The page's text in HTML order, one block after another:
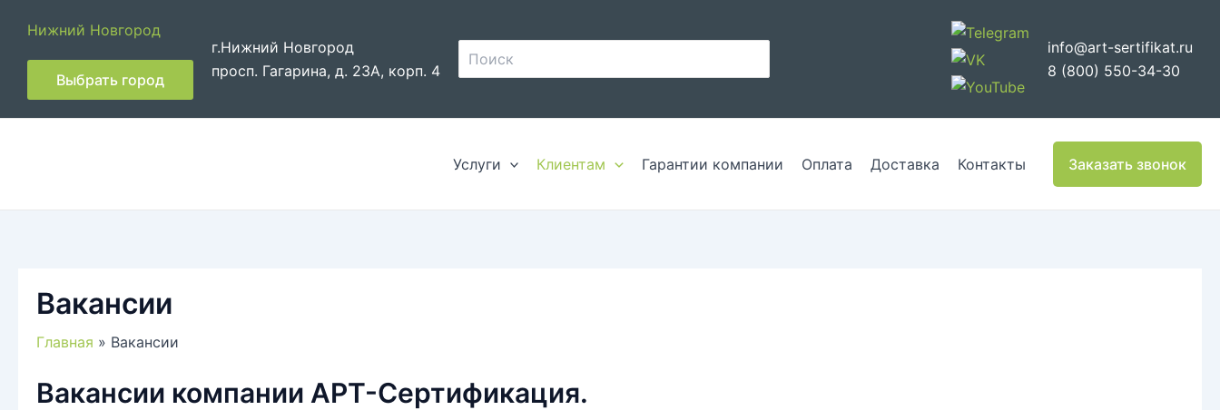
содержимому
Нижний Новгород
Выбрать город
г.Нижний Новгород
просп. Гагарина, д. 23А, корп. 4
Поиск:
info@art-sertifikat.ru
8 (800) 550-34-30
Услуги Клиентам Гарантии компании Оплата Доставка Контакты Заказать звонок
Вакансии
Главная Вакансии
Вакансии компании АРТ-Сертификация.